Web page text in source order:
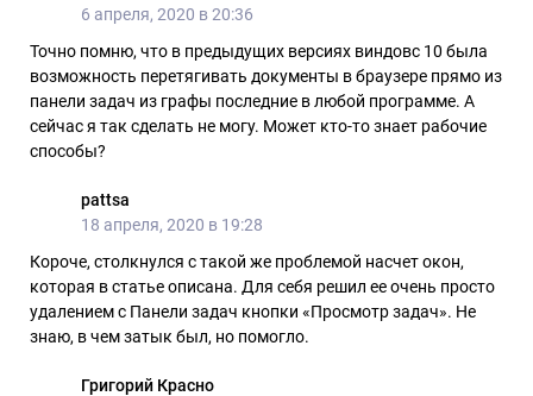
6 апреля, 2020 в 20:36
Точно помню, что в предыдущих версиях виндовс 10 была
возможность перетягивать документы в браузере прямо из
панели задач из графы последние в любой программе. А
сейчас я так сделать не могу. Может кто-то знает рабочие
способы?
pattsa
18 апреля, 2020 в 19:28
Короче, столкнулся с такой же проблемой насчет окон,
которая в статье описана. Для себя решил ее очень просто
удалением с Панели задач кнопки «Просмотр задач». Не
знаю, в чем затык был, но помогло.
Григорий Красно